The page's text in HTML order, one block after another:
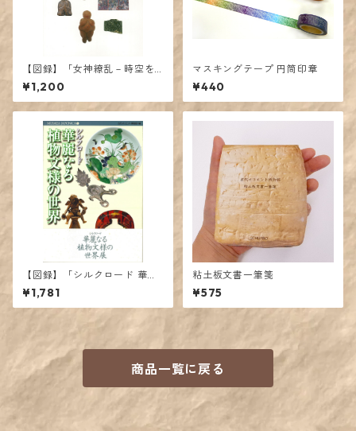
【図録】「女神繚乱－時空を
超えた女神たちの系譜－」展
カタログ
¥1,200
マスキングテープ 円筒印章
¥440
【図録】「シルクロード 華麗
なる植物文様の世界」展カタ
ログ
¥1,781
粘土板文書一筆箋
¥575
商品一覧に戻る